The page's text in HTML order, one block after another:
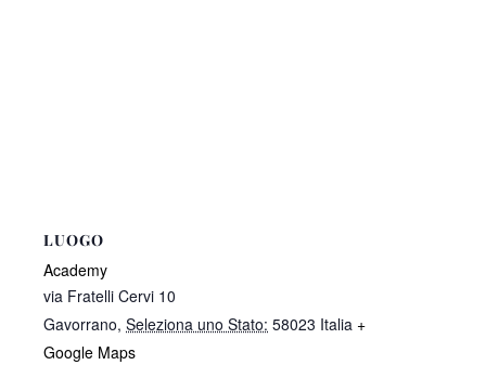
LUOGO
Academy
via Fratelli Cervi 10
Gavorrano, Seleziona uno Stato: 58023 Italia +
Google Maps